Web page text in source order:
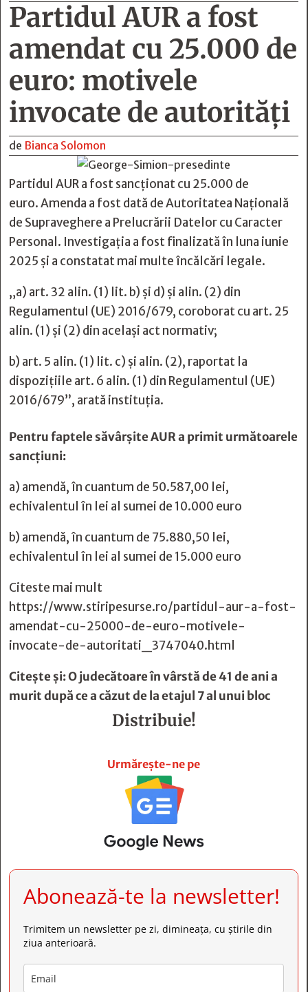
Partidul AUR a fost
amendat cu 25.000 de
euro: motivele
invocate de autorități
de Bianca Solomon
Partidul AUR a fost sancționat cu 25.000 de
euro. Amenda a fost dată de Autoritatea Națională
de Supraveghere a Prelucrării Datelor cu Caracter
Personal. Investigația a fost finalizată în luna iunie
2025 și a constatat mai multe încălcări legale.
„a) art. 32 alin. (1) lit. b) și d) și alin. (2) din
Regulamentul (UE) 2016/679, coroborat cu art. 25
alin. (1) și (2) din același act normativ;
b) art. 5 alin. (1) lit. c) și alin. (2), raportat la
dispozițiile art. 6 alin. (1) din Regulamentul (UE)
2016/679”, arată instituția.
Pentru faptele săvârșite AUR a primit următoarele
sancțiuni:
a) amendă, în cuantum de 50.587,00 lei,
echivalentul în lei al sumei de 10.000 euro
b) amendă, în cuantum de 75.880,50 lei,
echivalentul în lei al sumei de 15.000 euro
Citeste mai mult
https://www.stiripesurse.ro/partidul-aur-a-fost-
amendat-cu-25000-de-euro-motivele-
invocate-de-autoritati_3747040.html
Citește și:O judecătoare în vârstă de 41 de ani a
murit după ce a căzut de la etajul 7 al unui bloc
Distribuie!
Urmărește-ne pe
Abonează-te la newsletter!
Trimitem un newsletter pe zi, dimineața, cu știrile din
ziua anterioară.